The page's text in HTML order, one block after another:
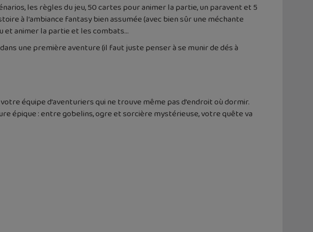
les règles du jeu, 50 cartes pour animer la partie, un paravent et 5
à l’ambiance fantasy bien assumée (avec bien sûr une méchante
et animer la partie et les combats…
une première aventure (il faut juste penser à se munir de dés à
équipe d’aventuriers qui ne trouve même pas d’endroit où dormir.
épique : entre gobelins, ogre et sorcière mystérieuse, votre quête va